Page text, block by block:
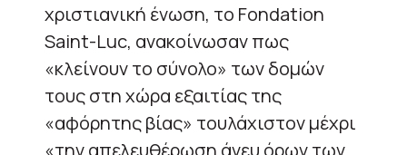
χριστιανική ένωση, το Fondation
Saint-Luc, ανακοίνωσαν πως
«κλείνουν το σύνολο» των δομών
τους στη χώρα εξαιτίας της
«αφόρητης βίας» τουλάχιστον μέχρι
«την απελευθέρωση άνευ όρων των